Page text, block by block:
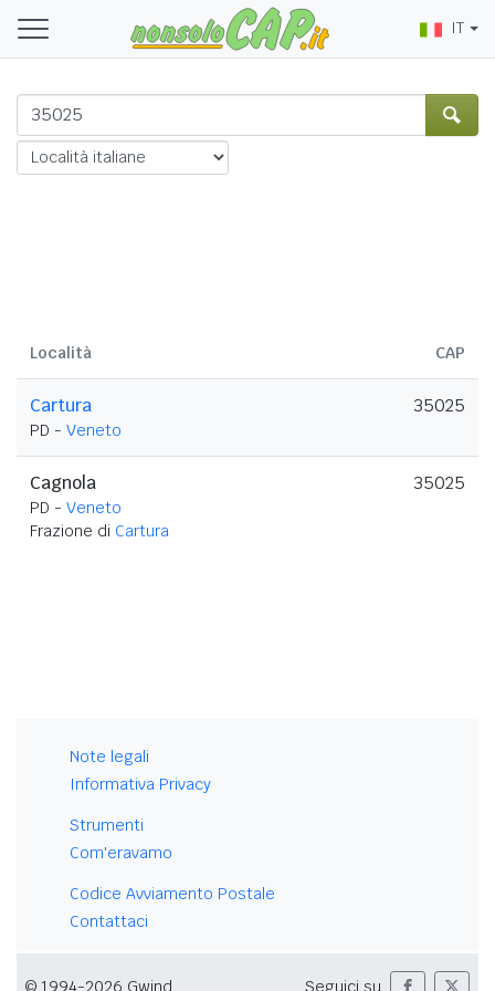
IT
Località CAP
Cartura
PD - Veneto
35025
Cagnola
PD - Veneto
Frazione di Cartura
35025
Note legali
Informativa Privacy
Strumenti
Com'eravamo
Codice Avviamento Postale
Contattaci
© 1994-2026 Gwind Seguici su